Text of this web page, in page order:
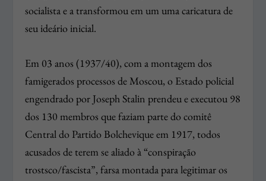
socialista e a transformou em um uma caricatura de
seu ideário inicial.
Em 03 anos (1937/40), com a montagem dos
famigerados processos de Moscou, o Estado policial
engendrado por Joseph Stalin prendeu e executou 98
dos 130 membros que faziam parte do comitê
Central do Partido Bolchevique em 1917, todos
acusados de terem se aliado à “conspiração
trostsco/fascista”, farsa montada para legitimar os